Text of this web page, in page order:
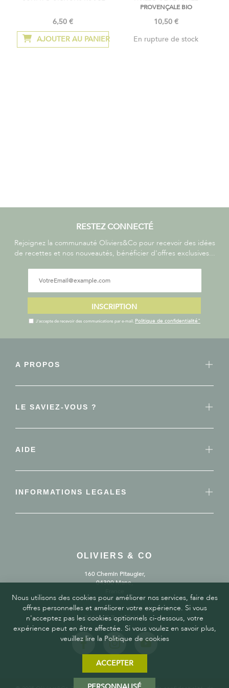
6,50 €
AJOUTER AU PANIER
PROVENÇALE BIO
10,50 €
En rupture de stock
RESTEZ CONNECTÉ
Rejoignez la communauté Oliviers&Co pour recevoir des idées
de recettes et nos nouveautés, bénéficier d'offres exclusives...
INSCRIPTION
J'accepte de recevoir des communications par e-mail. Politique de confidentialité"
A PROPOS
LE SAVIEZ-VOUS ?
AIDE
INFORMATIONS LEGALES
OLIVIERS & CO
160 Chemin Pitaugier,
04300 Mane,
SUIVEZ-NOUS
Nous utilisons des cookies pour améliorer nos services, faire des
offres personnelles et améliorer votre expérience. Si vous
n'acceptez pas les cookies optionnels ci-dessous, votre
expérience peut en être affectée. Si vous voulez en savoir plus,
veuillez lire la Politique de cookies
ACCEPTER